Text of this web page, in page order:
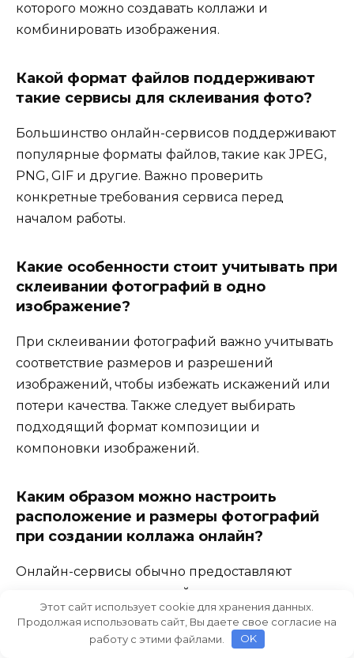
которого можно создавать коллажи и
комбинировать изображения.
Какой формат файлов поддерживают
такие сервисы для склеивания фото?
Большинство онлайн-сервисов поддерживают
популярные форматы файлов, такие как JPEG,
PNG, GIF и другие. Важно проверить
конкретные требования сервиса перед
началом работы.
Какие особенности стоит учитывать при
склеивании фотографий в одно
изображение?
При склеивании фотографий важно учитывать
соответствие размеров и разрешений
изображений, чтобы избежать искажений или
потери качества. Также следует выбирать
подходящий формат композиции и
компоновки изображений.
Каким образом можно настроить
расположение и размеры фотографий
при создании коллажа онлайн?
Онлайн-сервисы обычно предоставляют
инструменты для настройки расположения и
размеров фотографий в коллаже. Это может
включать выбор шаблонов, ручную настройку
Этот сайт использует cookie для хранения данных.
Продолжая использовать сайт, Вы даете свое согласие на
работу с этими файлами.
OK